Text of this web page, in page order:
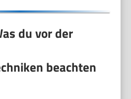
du vor der
beachten